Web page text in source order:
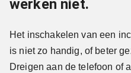
werken niet.
Het inschakelen van een
is niet zo handig, of beter
Dreigen aan de telefoon of